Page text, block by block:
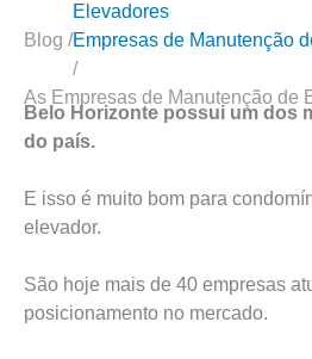
Blog /
Elevadores
Empresas de Manutenção
/
As Empresas de Manutenção de
Belo Horizonte possui um dos
do país.
E isso é muito bom para
elevador.
São hoje mais de 40 empresas
posicionamento no mercado.